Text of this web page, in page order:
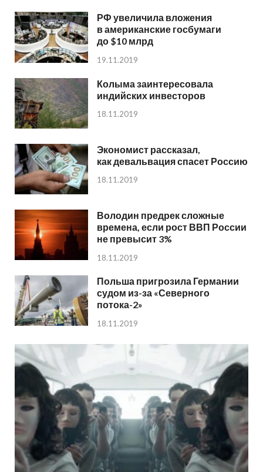
РФ увеличила вложения
в американские госбумаги
до $10 млрд
19.11.2019
Колыма заинтересовала
индийских инвесторов
18.11.2019
Экономист рассказал,
как девальвация спасет Россию
18.11.2019
Володин предрек сложные
времена, если рост ВВП России
не превысит 3%
18.11.2019
Польша пригрозила Германии
судом из-за «Северного
потока-2»
18.11.2019